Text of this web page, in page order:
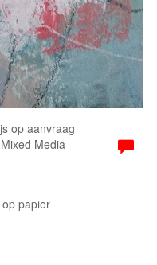
op aanvraag
Media
papier